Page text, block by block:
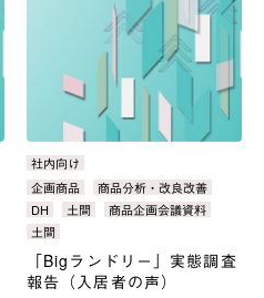
カ
テ
ゴ
リ：
社内向け
タ
グ：
企画商品
商品分析・改良改善
DH
土間
商品企画会議資料
土間
「Bigランドリー」実態調査
報告（入居者の声）